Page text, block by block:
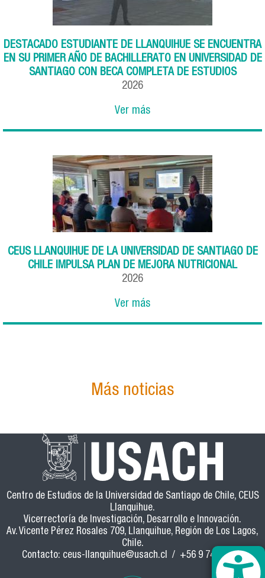
DESTACADO ESTUDIANTE DE LLANQUIHUE SE ENCUENTRA
EN SU PRIMER AÑO DE BACHILLERATO EN UNIVERSIDAD DE
SANTIAGO CON BECA COMPLETA DE ESTUDIOS
2026
Ver más
CEUS LLANQUIHUE DE LA UNIVERSIDAD DE SANTIAGO DE
CHILE IMPULSA PLAN DE MEJORA NUTRICIONAL
2026
Ver más
Más noticias
Centro de Estudios de la Universidad de Santiago de Chile, CEUS
Llanquihue.
Vicerrectoría de Investigación, Desarrollo e Innovación.
Av. Vicente Pérez Rosales 709, Llanquihue, Región de Los Lagos,
Chile.
Contacto: ceus-llanquihue@usach.cl / +56 9 74967704